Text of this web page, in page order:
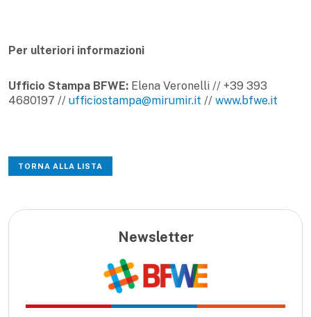
Per ulteriori informazioni
Ufficio Stampa BFWE: Elena Veronelli // +39 393
4680197 // ufficiostampa@mirumir.it // www.bfwe.it
TORNA ALLA LISTA
Newsletter